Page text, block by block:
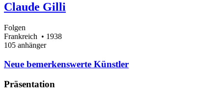
Claude Gilli
Folgen
Frankreich • 1938
105 anhänger
Neue bemerkenswerte Künstler
Präsentation